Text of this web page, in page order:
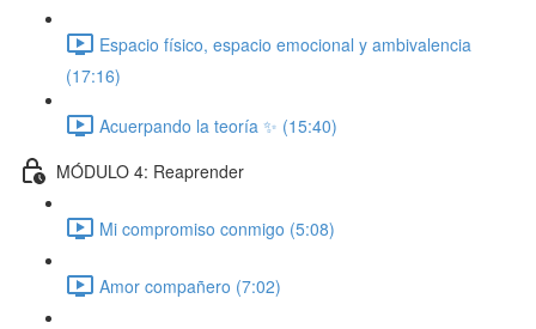
Espacio físico, espacio emocional y ambivalencia
(17:16)
Acuerpando la teoría ✨ (15:40)
MÓDULO 4: Reaprender
Mi compromiso conmigo (5:08)
Amor compañero (7:02)